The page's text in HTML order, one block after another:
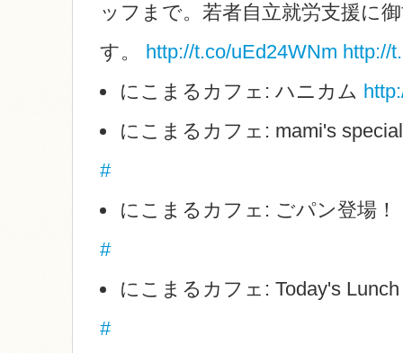
ッフまで。若者自立就労支援に
す。 http://t.co/uEd24WNm http://
にこまるカフェ: ハニカム
にこまるカフェ: mami's
#
にこまるカフェ: ごパン登場
#
にこまるカフェ: Today's
#